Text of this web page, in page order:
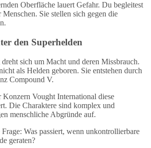
Oberfläche lauert Gefahr. Du begleitest
Sie stellen sich gegen die
den Superhelden
sich um Macht und deren Missbrauch.
als Helden geboren. Sie entstehen durch
Compound V.
Vought International diese
Die Charaktere sind komplex und
menschliche Abgründe auf.
Was passiert, wenn unkontrollierbare
geraten?